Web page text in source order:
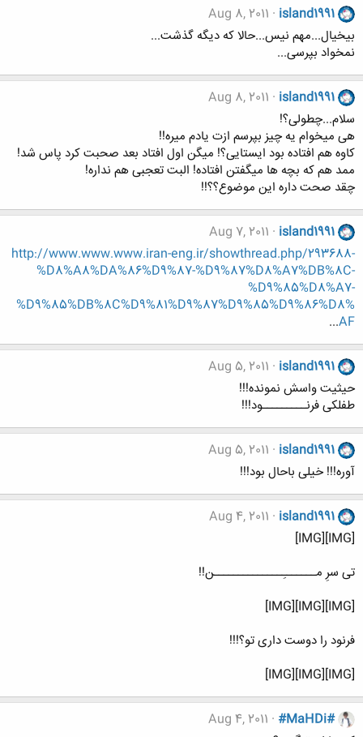
island1991
Aug 8, 2011
بیخیال...مهم نیس...حالا که دیگه گذشت...
نمخواد بپرسی...
island1991
Aug 8, 2011
سلام...چطولی؟!
هی میخوام یه چیز بپرسم ازت یادم میره!!
کاوه هم افتاده بود ایستایی؟! میگن اول افتاد بعد صحبت کرد پاس شد!
ممد هم که بچه ها میگفتن افتاده! البت تعجبی هم نداره!
چقد صحت داره این موضوع؟؟!!
island1991
Aug 7, 2011
http://www.www.www.iran-eng.ir/showthread.php/293688-
%D8%A8%DA%86%D9%87-%D9%87%D8%A7%DB%8C-
%D9%85%D8%A7-
%D9%85%DB%8C%D9%81%D9%87%D9%85%D9%86%D8%
AF
...
island1991
Aug 5, 2011
حیثیت واسش نمونده!!!
طفلکی فرنـــــــــود!!!
island1991
Aug 5, 2011
آوره!!! خیلی باحال بود!!!
island1991
Aug 4, 2011
[IMG][IMG]
تی سرِ مـــــــِــــــــــــــن!!
[IMG][IMG][IMG]
فرنود را دوست داری تو؟!!!
[IMG][IMG][IMG]
#MaHDi#
Aug 4, 2011